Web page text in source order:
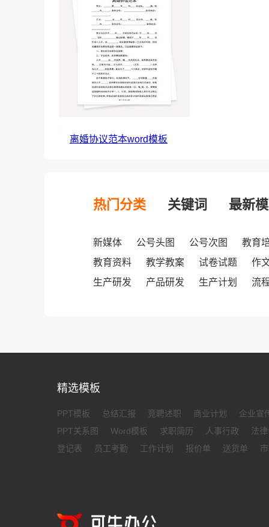
离婚协议范本word模板
热门分类 关键词 最新
新媒体 公号头图 公号次图
教育
教育资料
教学教案 试卷试题
作
生产研发
产品研发 生产计划 流
精选模板
PPT模板 总结汇报 竞聘述职 商业计划
企业宣
PPT关系图
Word模板 求职简历 人事行政
法
登记表
员工考勤 工作计划 报价单 送货单